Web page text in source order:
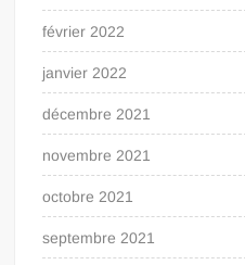
février 2022
janvier 2022
décembre 2021
novembre 2021
octobre 2021
septembre 2021